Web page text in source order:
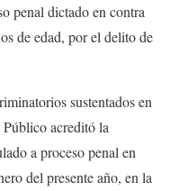
penal dictado en contra
de edad, por el delito de
sustentados en
acreditó la
a proceso penal en
del presente año, en la